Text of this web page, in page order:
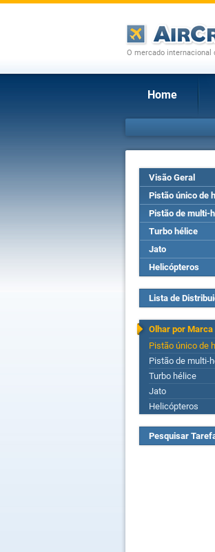
O mercado internacional
Home
Visão Geral
Pistão único de
Pistão de multi-
Turbo hélice
Jato
Helicópteros
Lista de
Olhar por Marca
Pistão único de
Pistão de multi-
Turbo hélice
Jato
Helicópteros
Pesquisar